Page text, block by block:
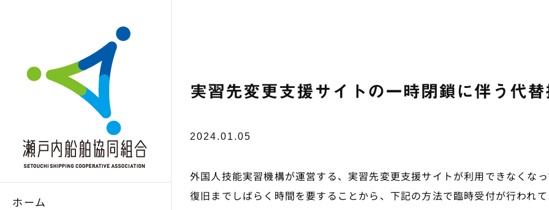
ホーム
実習先変更支援サイトの一時閉鎖に伴う代替
2024.01.05
外国人技能実習機構が運営する、実習先変更支援サイトが利用できなくなっ
復旧までしばらく時間を要することから、下記の方法で臨時受付が行われ